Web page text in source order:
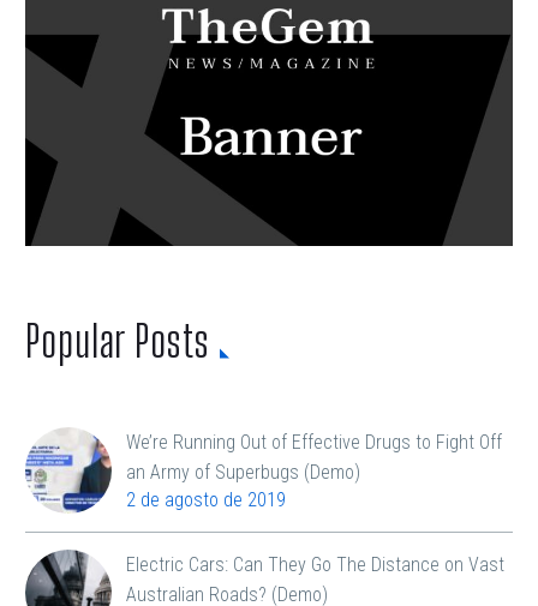
Popular Posts
We’re Running Out of Effective Drugs to Fight Off
an Army of Superbugs (Demo)
2 de agosto de 2019
Electric Cars: Can They Go The Distance on Vast
Australian Roads? (Demo)